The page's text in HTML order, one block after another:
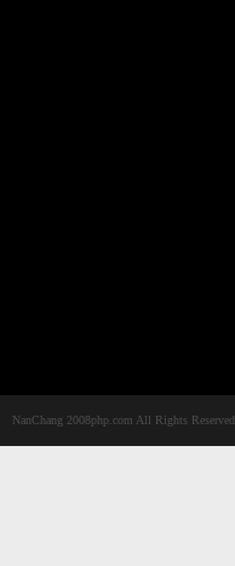
NanChang 2008php.com All Rights Reserved.